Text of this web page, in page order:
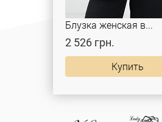
Блузка женская в...
2 526 грн.
Купить